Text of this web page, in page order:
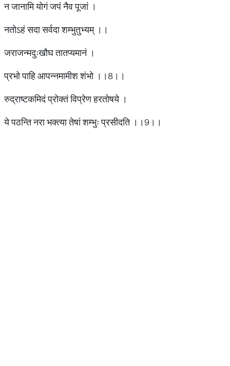
न जानामि योगं जपं नैव पूजां ।
नतोऽहं सदा सर्वदा शम्भुतुभ्यम् ।।
जराजन्मदुःखौघ तातप्यमानं ।
प्रभो पाहि आपन्नमामीश शंभो ।।8।।
रुद्राष्टकमिदं प्रोक्तं विप्रेण हरतोषये ।
ये पठन्ति नरा भक्त्या तेषां शम्भुः प्रसीदति ।।9।।